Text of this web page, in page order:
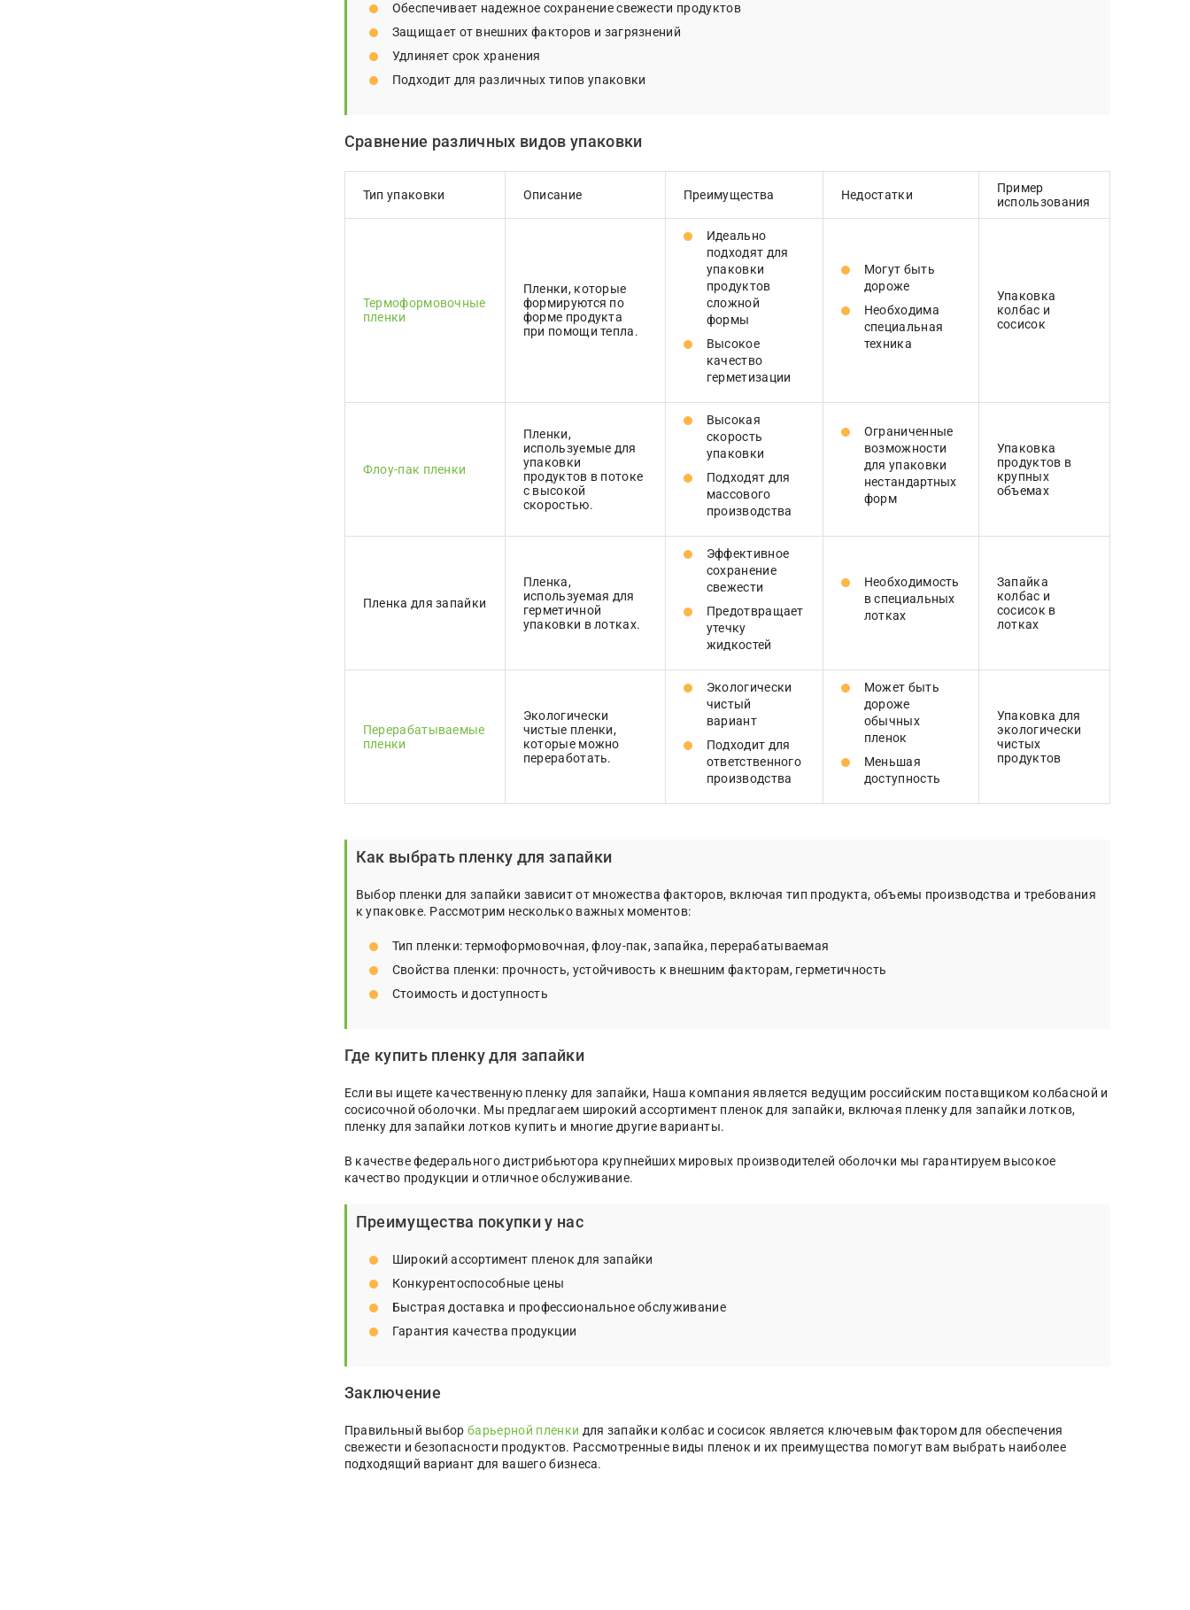
Обеспечивает надежное сохранение свежести продуктов
Защищает от внешних факторов и загрязнений
Удлиняет срок хранения
Подходит для различных типов упаковки
Сравнение различных видов упаковки
Тип упаковки Описание Преимущества Недостатки
Пример
использования
Термоформовочные
пленки
Пленки, которые
формируются по
форме продукта
при помощи тепла.
Идеально
подходят для
упаковки
продуктов
сложной
формы
Высокое
качество
герметизации
Могут быть
дороже
Необходима
специальная
техника
Упаковка
колбас и
сосисок
Флоу-пак пленки
Пленки,
используемые для
упаковки
продуктов в потоке
с высокой
скоростью.
Высокая
скорость
упаковки
Подходят для
массового
производства
Ограниченные
возможности
для упаковки
нестандартных
форм
Упаковка
продуктов в
крупных
объемах
Пленка для запайки
Пленка,
используемая для
герметичной
упаковки в лотках.
Эффективное
сохранение
свежести
Предотвращает
утечку
жидкостей
Необходимость
в специальных
лотках
Запайка
колбас и
сосисок в
лотках
Перерабатываемые
пленки
Экологически
чистые пленки,
которые можно
переработать.
Экологически
чистый
вариант
Подходит для
ответственного
производства
Может быть
дороже
обычных
пленок
Меньшая
доступность
Упаковка для
экологически
чистых
продуктов
Как выбрать пленку для запайки
Выбор пленки для запайки зависит от множества факторов, включая тип продукта, объемы производства и требования
к упаковке. Рассмотрим несколько важных моментов:
Тип пленки: термоформовочная, флоу-пак, запайка, перерабатываемая
Свойства пленки: прочность, устойчивость к внешним факторам, герметичность
Стоимость и доступность
Где купить пленку для запайки
Если вы ищете качественную пленку для запайки, Наша компания является ведущим российским поставщиком колбасной и
сосисочной оболочки. Мы предлагаем широкий ассортимент пленок для запайки, включая пленку для запайки лотков,
пленку для запайки лотков купить и многие другие варианты.
В качестве федерального дистрибьютора крупнейших мировых производителей оболочки мы гарантируем высокое
качество продукции и отличное обслуживание.
Преимущества покупки у нас
Широкий ассортимент пленок для запайки
Конкурентоспособные цены
Быстрая доставка и профессиональное обслуживание
Гарантия качества продукции
Заключение
Правильный выборбарьерной пленки для запайки колбас и сосисок является ключевым фактором для обеспечения
свежести и безопасности продуктов. Рассмотренные виды пленок и их преимущества помогут вам выбрать наиболее
подходящий вариант для вашего бизнеса.